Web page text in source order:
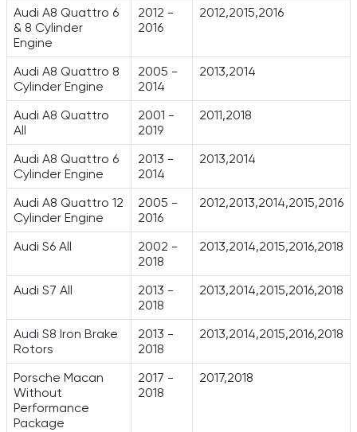
Audi A8 Quattro 6
& 8 Cylinder
Engine
2012 -
2016
2012,2015,2016
Audi A8 Quattro 8
Cylinder Engine
2005 -
2014
2013,2014
Audi A8 Quattro
All
2001 -
2019
2011,2018
Audi A8 Quattro 6
Cylinder Engine
2013 -
2014
2013,2014
Audi A8 Quattro 12
Cylinder Engine
2005 -
2016
2012,2013,2014,2015,2016
Audi S6 All
2002 -
2018
2013,2014,2015,2016,2018
Audi S7 All
2013 -
2018
2013,2014,2015,2016,2018
Audi S8 Iron Brake
Rotors
2013 -
2018
2013,2014,2015,2016,2018
Porsche Macan
Without
Performance
Package
2017 -
2018
2017,2018